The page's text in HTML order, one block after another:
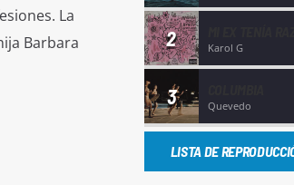
La
Barbara
2 Karol G
3 Quevedo
LISTA DE